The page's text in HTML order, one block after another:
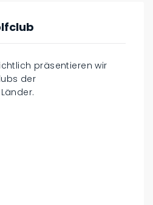
präsentieren wir
der